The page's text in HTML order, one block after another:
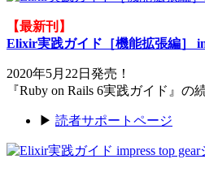
【最新刊】
Elixir実践ガイド［機能拡張編］
2020年5月22日発売！
『Ruby on Rails 6実践ガイド』の
▶ 読者サポートページ